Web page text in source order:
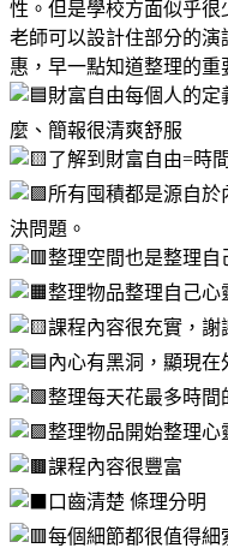
性。但是學校方面似乎
老師可以設計住部分的
惠，早一點知道整理的重
財富自由每個人的
麼、簡報很清爽舒服
了解到財富自由=時
所有囤積都是源自
決問題。
整理空間也是整理自
整理物品整理自己心
課程內容很充實，謝
內心有黑洞，顯現在
整理每天花最多時間
整理物品開始整理心
課程內容很豐富
口齒清楚 條理分明
每個細節都很值得細